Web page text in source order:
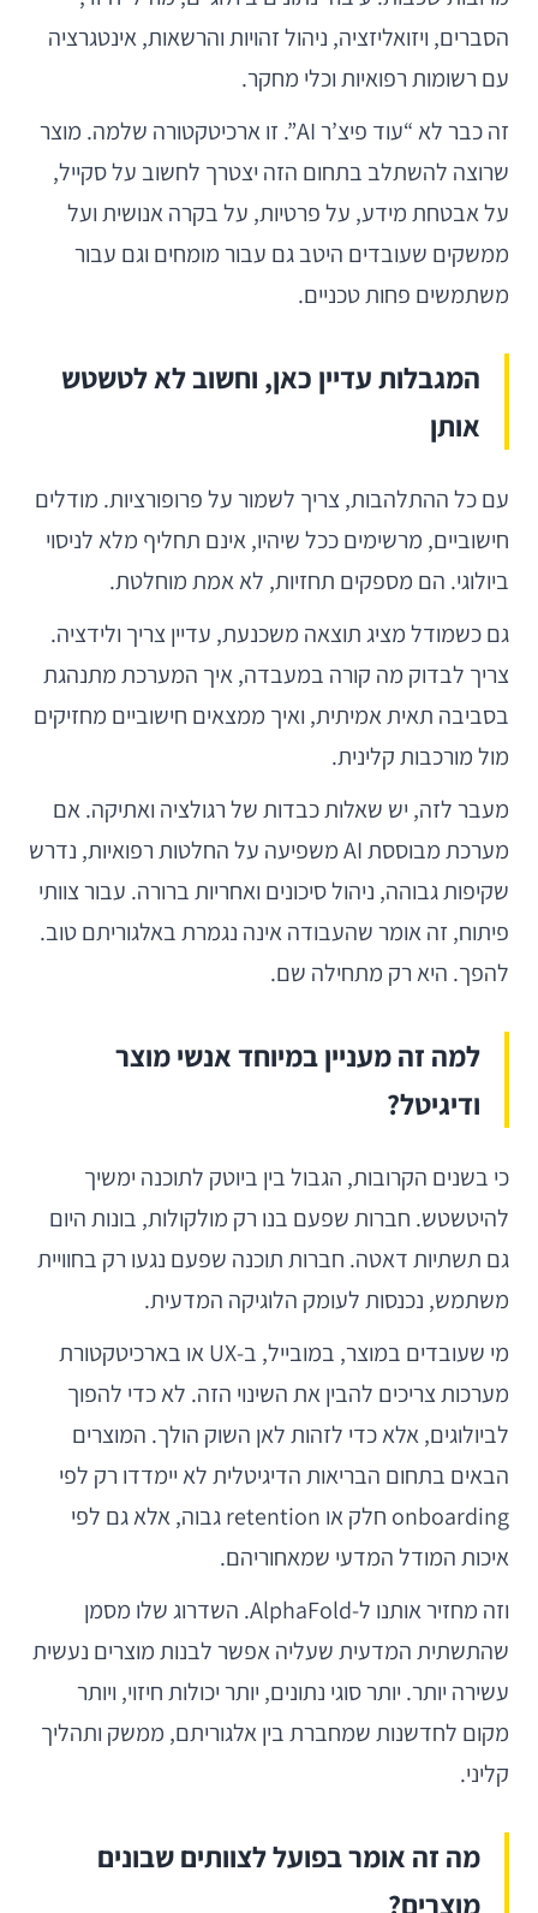
הסברים, ויזואליזציה, ניהול זהויות והרשאות, אינטגרציה
עם רשומות רפואיות וכלי מחקר.
זה כבר לא “עוד פיצ’ר AI”. זו ארכיטקטורה שלמה. מוצר
שרוצה להשתלב בתחום הזה יצטרך לחשוב על סקייל,
על אבטחת מידע, על פרטיות, על בקרה אנושית ועל
ממשקים שעובדים היטב גם עבור מומחים וגם עבור
משתמשים פחות טכניים.
המגבלות עדיין כאן, וחשוב לא לטשטש
אותן
עם כל ההתלהבות, צריך לשמור על פרופורציות. מודלים
חישוביים, מרשימים ככל שיהיו, אינם תחליף מלא לניסוי
ביולוגי. הם מספקים תחזיות, לא אמת מוחלטת.
גם כשמודל מציג תוצאה משכנעת, עדיין צריך ולידציה.
צריך לבדוק מה קורה במעבדה, איך המערכת מתנהגת
בסביבה תאית אמיתית, ואיך ממצאים חישוביים מחזיקים
מול מורכבות קלינית.
מעבר לזה, יש שאלות כבדות של רגולציה ואתיקה. אם
מערכת מבוססת AI משפיעה על החלטות רפואיות, נדרש
שקיפות גבוהה, ניהול סיכונים ואחריות ברורה. עבור צוותי
פיתוח, זה אומר שהעבודה אינה נגמרת באלגוריתם טוב.
להפך. היא רק מתחילה שם.
למה זה מעניין במיוחד אנשי מוצר
ודיגיטל?
כי בשנים הקרובות, הגבול בין ביוטק לתוכנה ימשיך
להיטשטש. חברות שפעם בנו רק מולקולות, בונות היום
גם תשתיות דאטה. חברות תוכנה שפעם נגעו רק בחוויית
משתמש, נכנסות לעומק הלוגיקה המדעית.
מי שעובדים במוצר, במובייל, ב-UX או בארכיטקטורת
מערכות צריכים להבין את השינוי הזה. לא כדי להפוך
לביולוגים, אלא כדי לזהות לאן השוק הולך. המוצרים
הבאים בתחום הבריאות הדיגיטלית לא יימדדו רק לפי
onboarding חלק או retention גבוה, אלא גם לפי
איכות המודל המדעי שמאחוריהם.
וזה מחזיר אותנו ל-AlphaFold. השדרוג שלו מסמן
שהתשתית המדעית שעליה אפשר לבנות מוצרים נעשית
עשירה יותר. יותר סוגי נתונים, יותר יכולות חיזוי, ויותר
מקום לחדשנות שמחברת בין אלגוריתם, ממשק ותהליך
קליני.
מה זה אומר בפועל לצוותים שבונים
מוצרים?